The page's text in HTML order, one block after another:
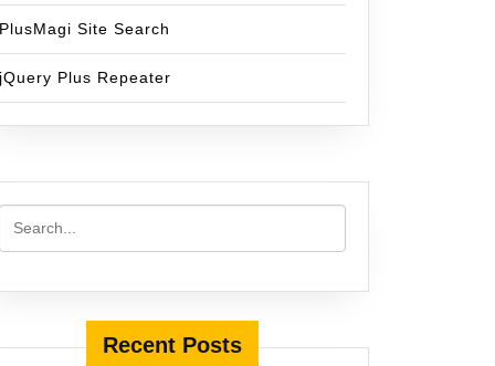
PlusMagi Site Search
jQuery Plus Repeater
Recent Posts